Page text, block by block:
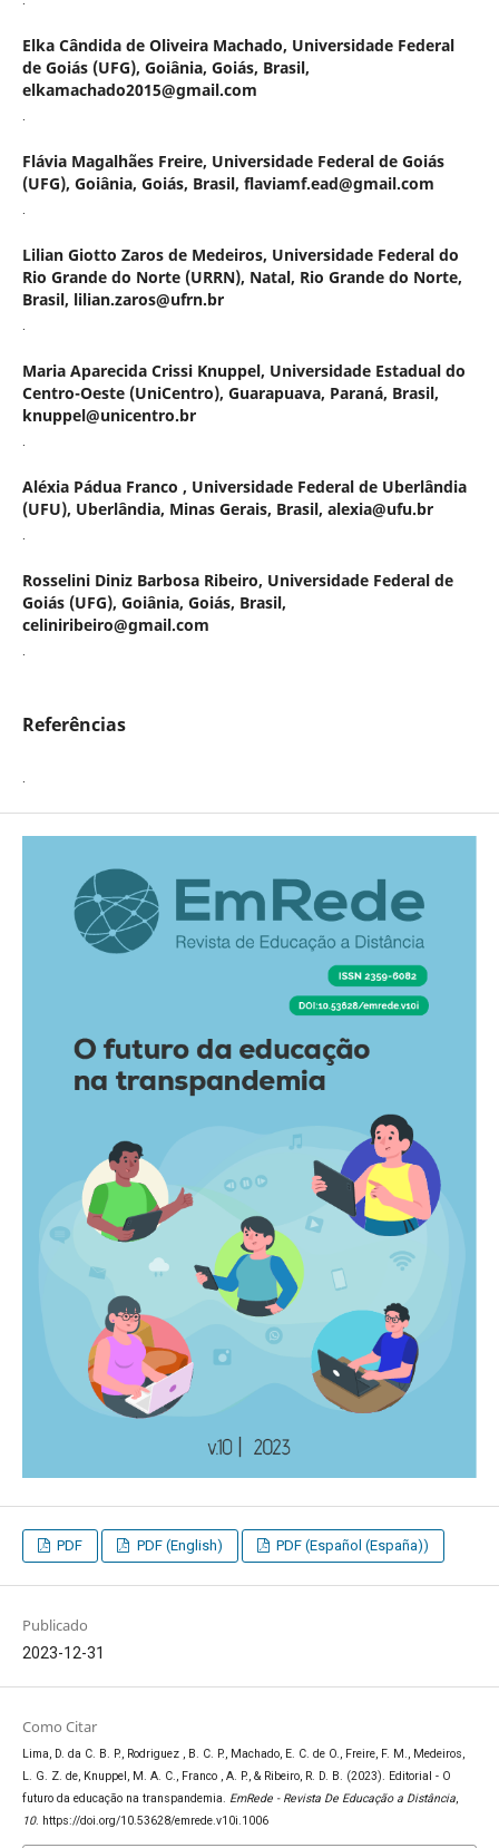
Elka Cândida de Oliveira Machado, Universidade Federal
de Goiás (UFG), Goiânia, Goiás, Brasil,
elkamachado2015@gmail.com
Flávia Magalhães Freire, Universidade Federal de Goiás
(UFG), Goiânia, Goiás, Brasil, flaviamf.ead@gmail.com
Lilian Giotto Zaros de Medeiros, Universidade Federal do
Rio Grande do Norte (URRN), Natal, Rio Grande do Norte,
Brasil, lilian.zaros@ufrn.br
Maria Aparecida Crissi Knuppel, Universidade Estadual do
Centro-Oeste (UniCentro), Guarapuava, Paraná, Brasil,
knuppel@unicentro.br
Aléxia Pádua Franco , Universidade Federal de Uberlândia
(UFU), Uberlândia, Minas Gerais, Brasil, alexia@ufu.br
Rosselini Diniz Barbosa Ribeiro, Universidade Federal de
Goiás (UFG), Goiânia, Goiás, Brasil,
celiniribeiro@gmail.com
Referências
PDF PDF (English) PDF (Español (España))
Publicado
2023-12-31
Como Citar
Lima, D. da C. B. P., Rodriguez , B. C. P., Machado, E. C. de O., Freire, F. M., Medeiros,
L. G. Z. de, Knuppel, M. A. C., Franco , A. P., & Ribeiro, R. D. B. (2023). Editorial - O
futuro da educação na transpandemia. EmRede - Revista De Educação a Distância,
10. https://doi.org/10.53628/emrede.v10i.1006